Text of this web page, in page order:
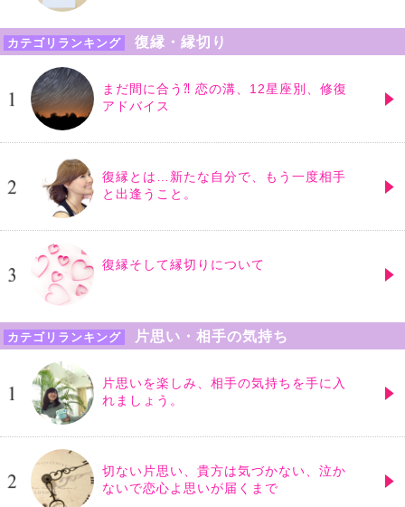
カテゴリランキング 復縁・縁切り
まだ間に合う⁈ 恋の溝、12星座別、修復
アドバイス
復縁とは…新たな自分で、もう一度相手
と出逢うこと。
復縁そして縁切りについて
カテゴリランキング 片思い・相手の気持ち
片思いを楽しみ、相手の気持ちを手に入
れましょう。
切ない片思い、貴方は気づかない、泣か
ないで恋心よ思いが届くまで